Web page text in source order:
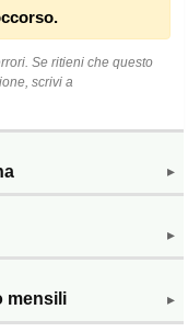
Se ritieni che questo
scrivi a
▸
▸
mensili ▸